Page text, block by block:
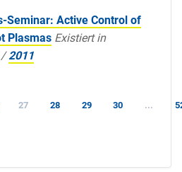
Seminar: Active Control of
Plasmas Existiert in
/2011
27 28 29 30 ...